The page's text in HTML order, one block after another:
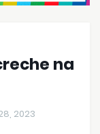
na
2023